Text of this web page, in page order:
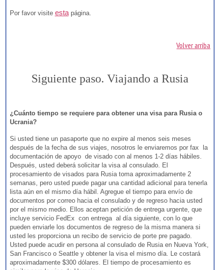
Por favor visite estapágina.
Volver arriba
Siguiente paso. Viajando a Rusia
¿Cuánto tiempo se requiere para obtener una visa para Rusia o
Ucrania?
Si usted tiene un pasaporte que no expire al menos seis meses
después de la fecha de sus viajes, nosotros le enviaremos por fax la
documentación de apoyo de visado con al menos 1-2 días hábiles.
Después, usted deberá solicitar la visa al consulado. El
procesamiento de visados para Rusia toma aproximadamente 2
semanas, pero usted puede pagar una cantidad adicional para tenerla
lista aún en el mismo día hábil. Agregue el tiempo para envío de
documentos por correo hacia el consulado y de regreso hacia usted
por el mismo medio. Ellos aceptan petición de entrega urgente, que
incluye servicio FedEx con entrega al día siguiente, con lo que
pueden enviarle los documentos de regreso de la misma manera si
usted les proporciona un recibo de servicio de porte pre pagado.
Usted puede acudir en persona al consulado de Rusia en Nueva York,
San Francisco o Seattle y obtener la visa el mismo día. Le costará
aproximadamente $300 dólares. El tiempo de procesamiento es